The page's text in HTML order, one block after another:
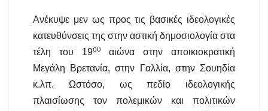
Ανέκυψε μεν ως προς τις βασικές ιδεολογικές
κατευθύνσεις της στην αστική δημοσιολογία στα
τέλη του 19ου
αιώνα στην αποικιοκρατική
Μεγάλη Βρετανία, στην Γαλλία, στην Σουηδία
κ.λπ. Ωστόσο, ως πεδίο ιδεολογικής
πλαισίωσης τον πολεμικών και πολιτικών